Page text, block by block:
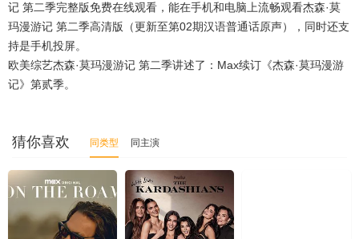
记 第二季完整版免费在线观看，能在手机和电脑上流畅观看杰森·莫
玛漫游记 第二季高清版（更新至第02期汉语普通话原声），同时还支
持是手机投屏。
欧美综艺杰森·莫玛漫游记 第二季讲述了：Max续订《杰森·莫玛漫游
记》第贰季。
猜你喜欢 同类型 同主演